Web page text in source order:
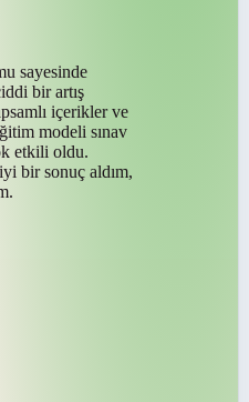
sayesinde
bir artış
içerikler ve
modeli sınav
etkili oldu.
bir sonuç aldım,